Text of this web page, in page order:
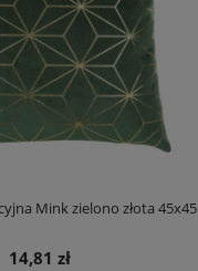
Mink zielono złota 45x45
14,81 zł